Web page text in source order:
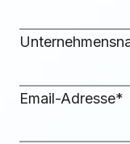
Email-Adresse*